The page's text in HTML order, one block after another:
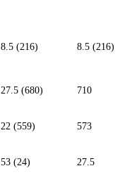
8.5 (216) 8.5 (216)
27.5 (680) 710
22 (559) 573
53 (24) 27.5